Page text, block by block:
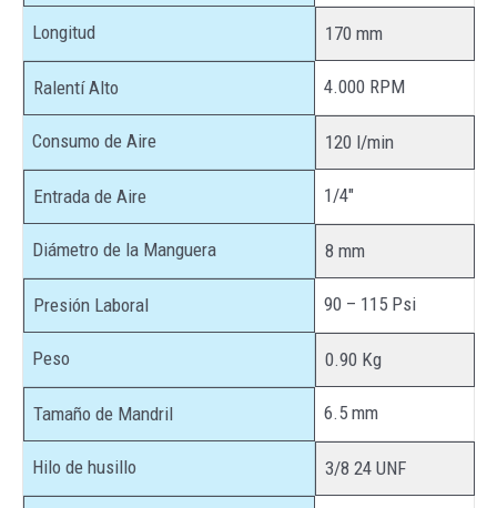
Longitud 170 mm
Ralentí Alto 4.000 RPM
Consumo de Aire 120 l/min
Entrada de Aire 1/4″
Diámetro de la Manguera 8 mm
Presión Laboral 90 – 115 Psi
Peso 0.90 Kg
Tamaño de Mandril 6.5 mm
Hilo de husillo 3/8 24 UNF